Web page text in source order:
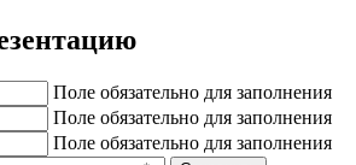
Поле обязательно для заполнения
Поле обязательно для заполнения
Поле обязательно для заполнения